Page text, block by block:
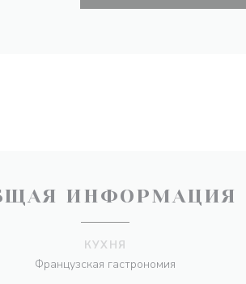
ИНФОРМАЦИЯ
КУХНЯ
Французская гастрономия